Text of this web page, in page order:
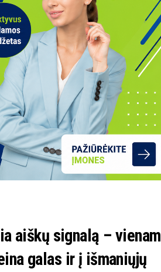
aiškų signalą – vienam
galas ir į išmaniųjų